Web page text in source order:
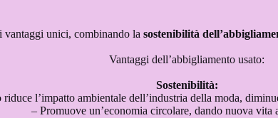
vantaggi unici, combinando la sostenibilità
Vantaggi dell’abbigliamento usato:
Sostenibilità:
l’impatto ambientale dell’industria della moda,
– Promuove un’economia circolare, dando nuova vita